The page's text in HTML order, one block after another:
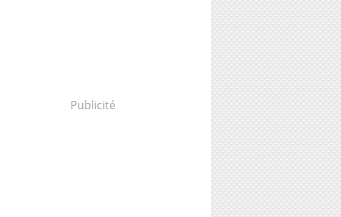
Publicité